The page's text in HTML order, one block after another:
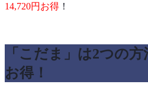
14,720円お得 ！
「こだま」は2つの
お得！